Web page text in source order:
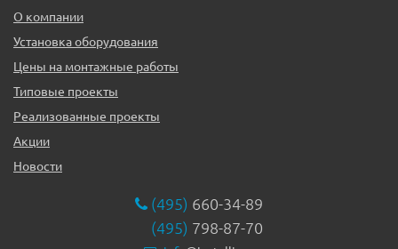
О компании
Установка оборудования
Цены на монтажные работы
Типовые проекты
Реализованные проекты
Акции
Новости
(495) 660-34-89
(495) 798-87-70